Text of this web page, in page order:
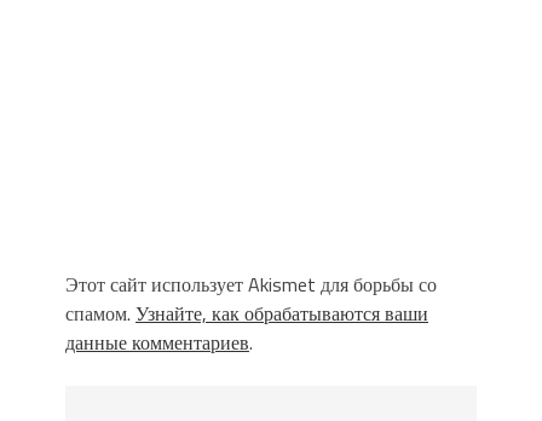
Этот сайт использует Akismet для борьбы со
спамом. Узнайте, как обрабатываются ваши
данные комментариев.